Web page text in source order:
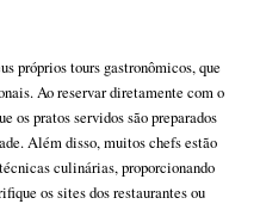
próprios tours gastronômicos, que
Ao reservar diretamente com o
os pratos servidos são preparados
Além disso, muitos chefs estão
culinárias, proporcionando
os sites dos restaurantes ou